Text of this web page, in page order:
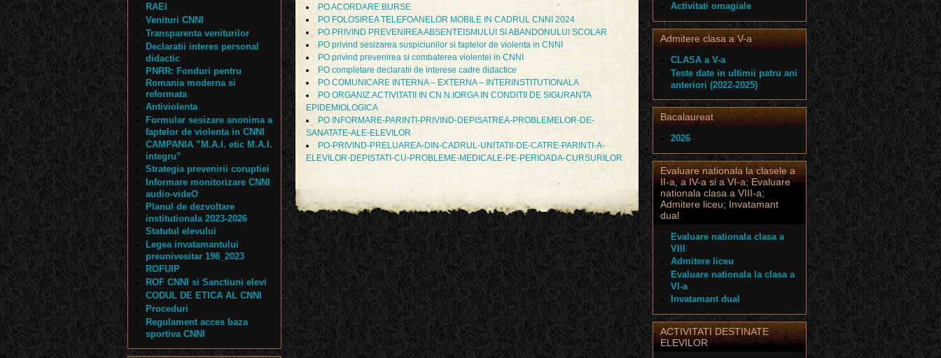
PO ACORDARE BURSE
PO FOLOSIREA TELEFOANELOR MOBILE IN CADRUL CNNI 2024
PO PRIVIND PREVENIREA ABSENTEISMULUI SI ABANDONULUI SCOLAR
PO privind sesizarea suspiciunilor si faptelor de violenta in CNNI
PO privind prevenirea si combaterea violentei in CNNI
PO completare declaratii de interese cadre didactice
PO COMUNICARE INTERNA – EXTERNA – INTERINSTITUTIONALA
PO ORGANIZ.ACTIVITATII IN CN N.IORGA IN CONDITII DE SIGURANTA
EPIDEMIOLOGICA
PO INFORMARE-PARINTI-PRIVIND-DEPISATREA-PROBLEMELOR-DE-
SANATATE-ALE-ELEVILOR
PO-PRIVIND-PRELUAREA-DIN-CADRUL-UNITATII-DE-CATRE-PARINTI-A-
ELEVILOR-DEPISTATI-CU-PROBLEME-MEDICALE-PE-PERIOADA-CURSURILOR
RAEI
Venituri CNNI
Transparenta veniturilor
Declaratii interes personal
didactic
PNRR: Fonduri pentru
Romania moderna si
reformata
Antiviolenta
Formular sesizare anonima a
faptelor de violenta in CNNI
CAMPANIA ”M.A.I. etic M.A.I.
integru”
Strategia prevenirii coruptiei
Informare monitorizare CNNI
audio-videO
Planul de dezvoltare
institutionala 2023-2026
Statutul elevului
Legea invatamantului
preunivesitar 198_2023
ROFUIP
ROF CNNI si Sanctiuni elevi
CODUL DE ETICA AL CNNI
Proceduri
Regulament acces baza
sportiva CNNI
Activitati omagiale
Admitere clasa a V-a
CLASA a V-a
Teste date in ultimii patru ani
anteriori (2022-2025)
Bacalaureat
2026
Evaluare nationala la clasele a
II-a, a IV-a si a VI-a; Evaluare
nationala clasa a VIII-a;
Admitere liceu; Invatamant
dual
Evaluare nationala clasa a
VIII
Admitere liceu
Evaluare nationala la clasa a
VI-a
Invatamant dual
ACTIVITATI DESTINATE
ELEVILOR